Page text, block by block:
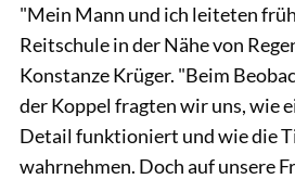
"Mein Mann und ich leiteten
Reitschule in der Nähe von
Konstanze Krüger. "Beim
der Koppel fragten wir uns, wie
Detail funktioniert und wie die
wahrnehmen. Doch auf unsere